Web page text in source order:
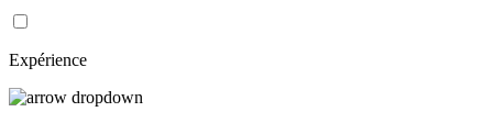
Expérience